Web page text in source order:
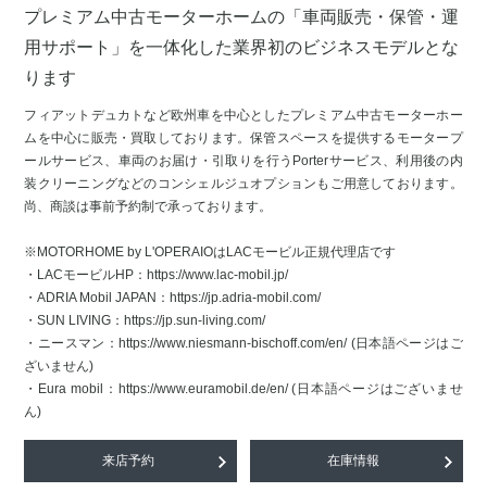
プレミアム中古モーターホームの「車両販売・保管・運
用サポート」を一体化した業界初のビジネスモデルとな
ります
フィアットデュカトなど欧州車を中心としたプレミアム中古モーターホー
ムを中心に販売・買取しております。保管スペースを提供するモータープ
ールサービス、車両のお届け・引取りを行うPorterサービス、利用後の内
装クリーニングなどのコンシェルジュオプションもご用意しております。
尚、商談は事前予約制で承っております。
※MOTORHOME by L'OPERAIOはLACモービル正規代理店です
・LACモービルHP：https://www.lac-mobil.jp/
・ADRIA Mobil JAPAN：https://jp.adria-mobil.com/
・SUN LIVING：https://jp.sun-living.com/
・ニースマン：https://www.niesmann-bischoff.com/en/ (日本語ページはご
ざいません)
・Eura mobil：https://www.euramobil.de/en/ (日本語ページはございませ
ん)
来店予約 在庫情報